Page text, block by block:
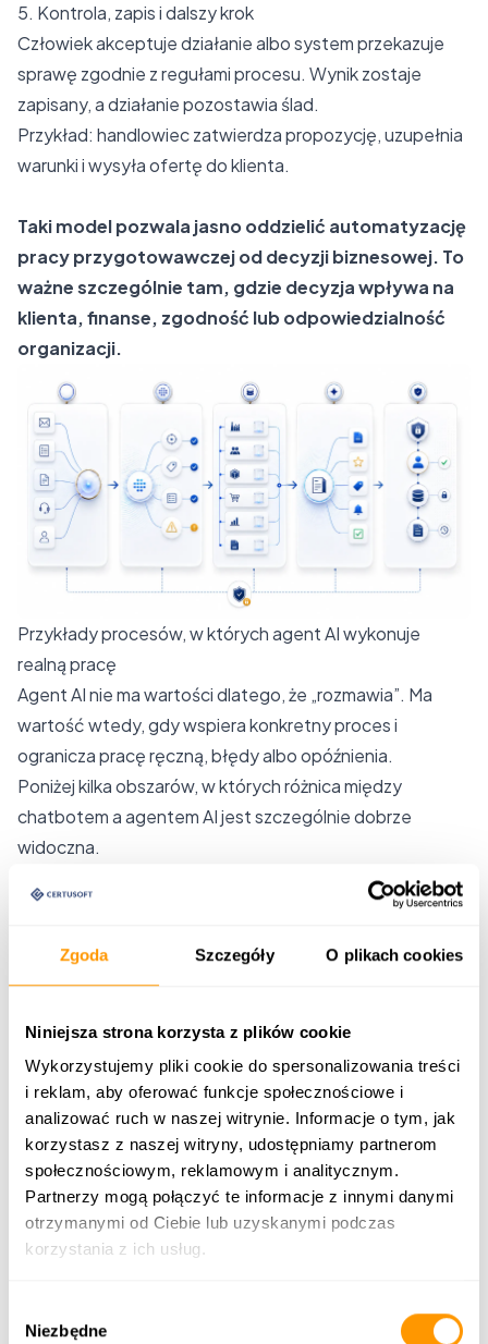
Zgoda Szczegóły O plikach cookies
Niniejsza strona korzysta z plików cookie
Wykorzystujemy pliki cookie do spersonalizowania treści
i reklam, aby oferować funkcje społecznościowe i
analizować ruch w naszej witrynie. Informacje o tym, jak
korzystasz z naszej witryny, udostępniamy partnerom
społecznościowym, reklamowym i analitycznym.
Partnerzy mogą połączyć te informacje z innymi danymi
otrzymanymi od Ciebie lub uzyskanymi podczas
korzystania z ich usług.
zgody
Niezbędne
5. Kontrola, zapis i dalszy krok
Człowiek akceptuje działanie albo system przekazuje
sprawę zgodnie z regułami procesu. Wynik zostaje
zapisany, a działanie pozostawia ślad.
Przykład: handlowiec zatwierdza propozycję, uzupełnia
warunki i wysyła ofertę do klienta.
Taki model pozwala jasno oddzielić automatyzację
pracy przygotowawczej od decyzji biznesowej. To
ważne szczególnie tam, gdzie decyzja wpływa na
klienta, finanse, zgodność lub odpowiedzialność
organizacji.
Przykłady procesów, w których agent AI wykonuje
realną pracę
Agent AI nie ma wartości dlatego, że „rozmawia”. Ma
wartość wtedy, gdy wspiera konkretny proces i
ogranicza pracę ręczną, błędy albo opóźnienia.
Poniżej kilka obszarów, w których różnica między
chatbotem a agentem AI jest szczególnie dobrze
widoczna.
W tradycyjnym modelu zapytanie ofertowe trafia do
przeczytać wiadomość, sprawdzić załączniki,
systemu i dopiero potem przygotować odpowiedź.
Agent AI może przygotować ten etap pracy: rozpoznać
zapytanie, odczytać treść i załączniki, wyodrębnić
produkty, powiązać je z katalogiem, wskazać braki i
przygotować propozycję oferty do akceptacji.
W takim modelu AI nie musi samodzielnie wysyłać oferty.
Handlowiec zachowuje kontrolę nad decyzją, ale nie
zaczyna pracy od pustej kartki i ręcznego przepisywania
związanych z automatycznym ofertowaniem i sprzedażą